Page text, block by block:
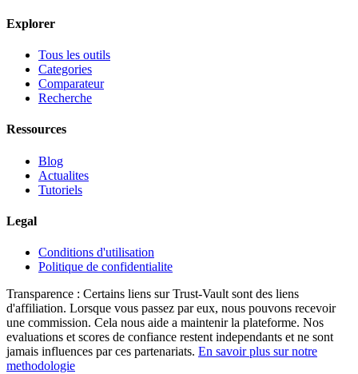
Explorer
Tous les outils
Categories
Comparateur
Recherche
Ressources
Blog
Actualites
Tutoriels
Legal
Conditions d'utilisation
Politique de confidentialite
Transparence : Certains liens sur Trust-Vault sont des liens
d'affiliation. Lorsque vous passez par eux, nous pouvons recevoir
une commission. Cela nous aide a maintenir la plateforme. Nos
evaluations et scores de confiance restent independants et ne sont
jamais influences par ces partenariats. En savoir plus sur notre
methodologie